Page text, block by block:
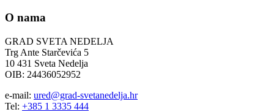
O nama
GRAD SVETA NEDELJA
Trg Ante Starčevića 5
10 431 Sveta Nedelja
OIB: 24436052952
e-mail: ured@grad-svetanedelja.hr
Tel: +385 1 3335 444